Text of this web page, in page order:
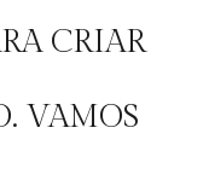
CRIAR
VAMOS